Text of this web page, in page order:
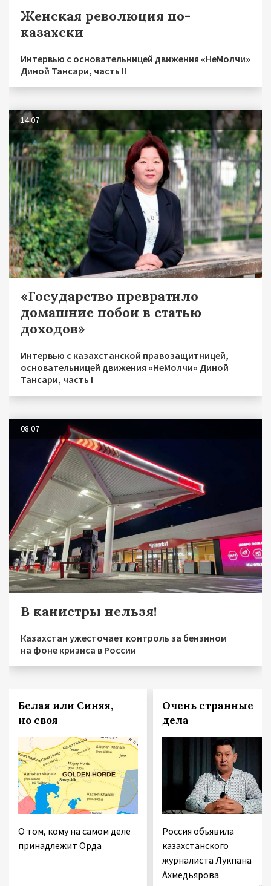
Женская революция по-
казахски
Интервью с основательницей движения «НеМолчи»
Диной Тансари, часть II
14.07
«Государство превратило
домашние побои в статью
доходов»
Интервью с казахстанской правозащитницей,
основательницей движения «НеМолчи» Диной
Тансари, часть I
08.07
В канистры нельзя!
Казахстан ужесточает контроль за бензином
на фоне кризиса в России
Белая или Синяя,
но своя
О том, кому на самом деле
принадлежит Орда
Очень странные
дела
Россия объявила
казахстанского
журналиста Лукпана
Ахмедьярова